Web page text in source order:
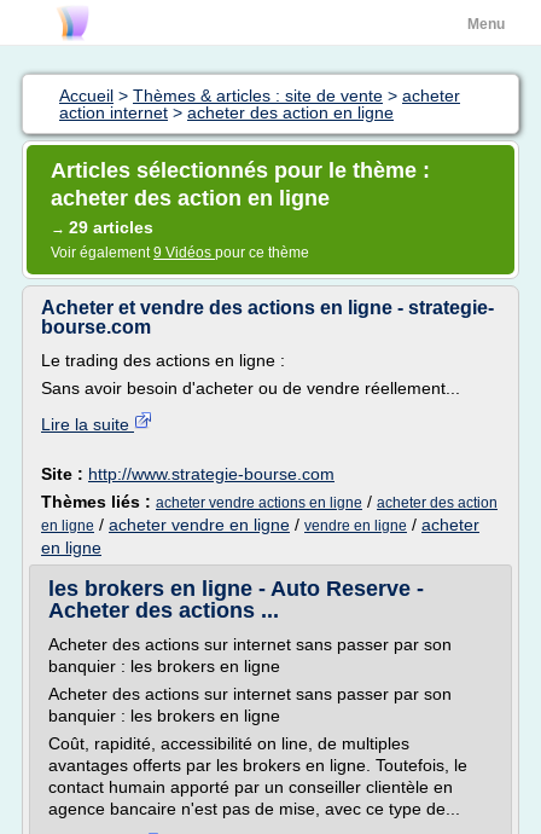
Menu
Accueil > Thèmes & articles : site de vente > acheter
action internet > acheter des action en ligne
Articles sélectionnés pour le thème :
acheter des action en ligne
→ 29 articles
Voir également9 Vidéos pour ce thème
Acheter et vendre des actions en ligne - strategie-
bourse.com
Le trading des actions en ligne :
Sans avoir besoin d'acheter ou de vendre réellement...
Lire la suite
Site : http://www.strategie-bourse.com
Thèmes liés : acheter vendre actions en ligne / acheter des action
en ligne / acheter vendre en ligne / vendre en ligne / acheter
en ligne
les brokers en ligne - Auto Reserve -
Acheter des actions ...
Acheter des actions sur internet sans passer par son
banquier : les brokers en ligne
Acheter des actions sur internet sans passer par son
banquier : les brokers en ligne
Coût, rapidité, accessibilité on line, de multiples
avantages offerts par les brokers en ligne. Toutefois, le
contact humain apporté par un conseiller clientèle en
agence bancaire n'est pas de mise, avec ce type de...